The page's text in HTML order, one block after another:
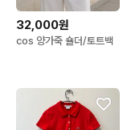
32,000원
cos 양가죽 숄더/토트백